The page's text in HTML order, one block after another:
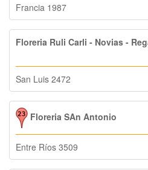
Francia 1987
Floreria Ruli Carli - Novias -
San Luis 2472
Floreria SAn Antonio
Entre Ríos 3509